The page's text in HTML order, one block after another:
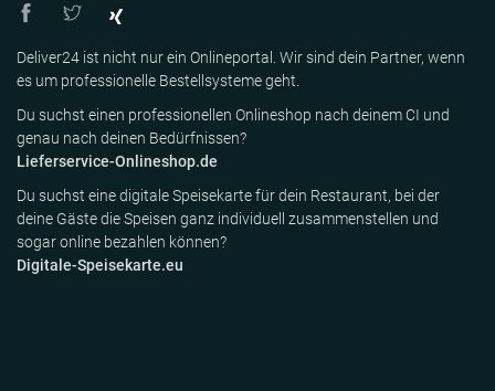
Deliver24 ist nicht nur ein Onlineportal. Wir sind dein Partner, wenn
es um professionelle Bestellsysteme geht.
Du suchst einen professionellen Onlineshop nach deinem CI und
genau nach deinen Bedürfnissen?
Lieferservice-Onlineshop.de
Du suchst eine digitale Speisekarte für dein Restaurant, bei der
deine Gäste die Speisen ganz individuell zusammenstellen und
sogar online bezahlen können?
Digitale-Speisekarte.eu